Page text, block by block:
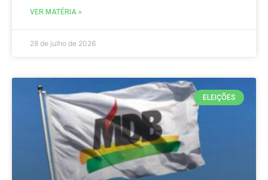
VER MATÉRIA »
28 de julho de 2026
ELEIÇÕES